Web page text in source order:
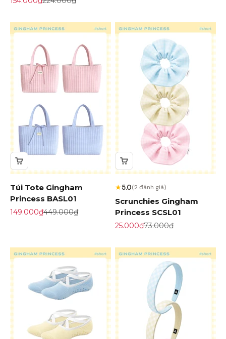
Túi Tote Gingham
Princess BASL01
Giá khuyến mãi
149.000₫Giá gốc
449.000₫
★5.0(2 đánh giá)
Scrunchies Gingham
Princess SCSL01
Giá khuyến mãi
25.000₫Giá gốc
73.000₫